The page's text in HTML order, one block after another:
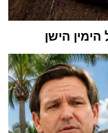
הישן